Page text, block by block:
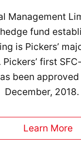
Management
fund
is Pickers’
Pickers’ first
been
December, 2018.
Learn More